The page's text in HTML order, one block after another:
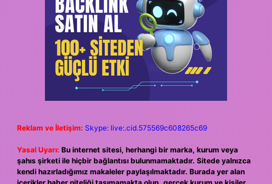
Reklam ve İletişim: Skype: live:.cid.575569c608265c69
Yasal Uyarı: Bu internet sitesi, herhangi bir marka, kurum veya
şahıs şirketi ile hiçbir bağlantısı bulunmamaktadır. Sitede yalnızca
kendi hazırladığımız makaleler paylaşılmaktadır. Burada yer alan